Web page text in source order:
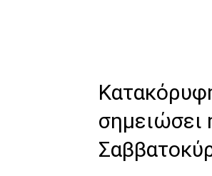
σημειώσει